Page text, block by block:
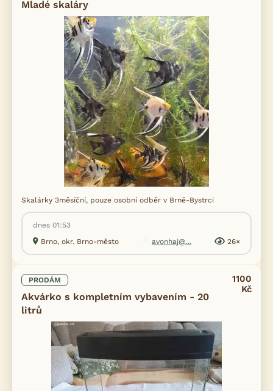
Mladé skaláry
Skalárky 3měsíční, pouze osobní odběr v Brně-Bystrci
dnes 01:53
Brno, okr. Brno-město
avonhaj@... 26×
PRODÁM
Akvárko s kompletním vybavením - 20
litrů
1100
Kč